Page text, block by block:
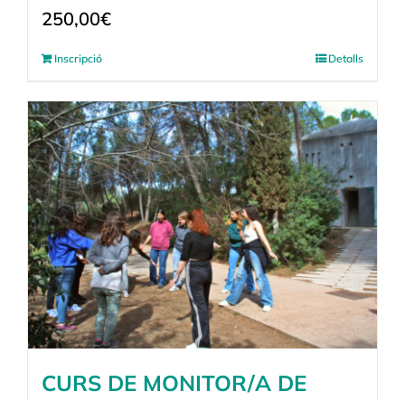
250,00€
Inscripció Detalls
CURS DE MONITOR/A DE